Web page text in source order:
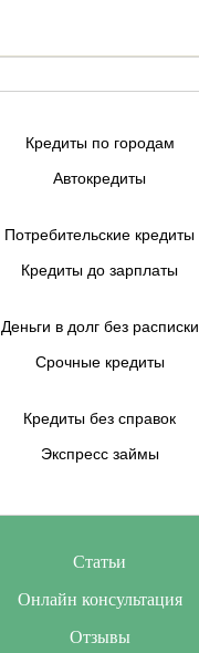
Кредиты по городам
Автокредиты
Потребительские кредиты
Кредиты до зарплаты
Деньги в долг без расписки
Срочные кредиты
Кредиты без справок
Экспресс займы
Статьи
Онлайн консультация
Отзывы